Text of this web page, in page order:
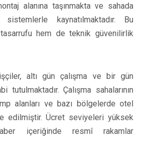
alanına taşınmakta ve sahada
kaynatılmaktadır. Bu
hem de teknik güvenilirlik
altı gün çalışma ve bir gün
tutulmaktadır. Çalışma sahalarının
alanları ve bazı bölgelerde otel
edilmiştir. Ücret seviyeleri yüksek
içeriğinde resmî rakamlar